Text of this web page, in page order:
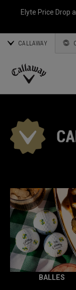
Elyte Price Drop
CALLAWAY
Callaway
BALLES